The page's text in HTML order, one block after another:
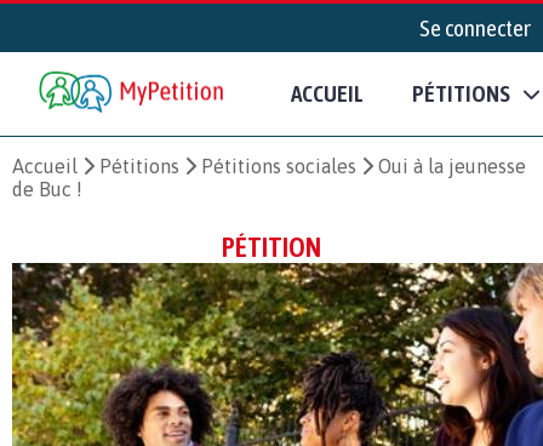
Se connecter
ACCUEIL PÉTITIONS
Accueil Pétitions Pétitions sociales
Oui à la jeunesse
de Buc !
PÉTITION